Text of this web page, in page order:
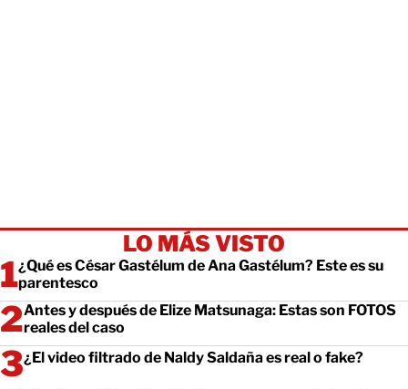
LO MÁS VISTO
¿Qué es César Gastélum de Ana Gastélum? Este es su
parentesco
Antes y después de Elize Matsunaga: Estas son FOTOS
reales del caso
¿El video filtrado de Naldy Saldaña es real o fake?